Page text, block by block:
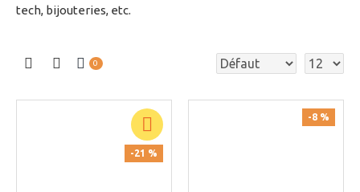
tech, bijouteries, etc.
0
-21 %
-8 %